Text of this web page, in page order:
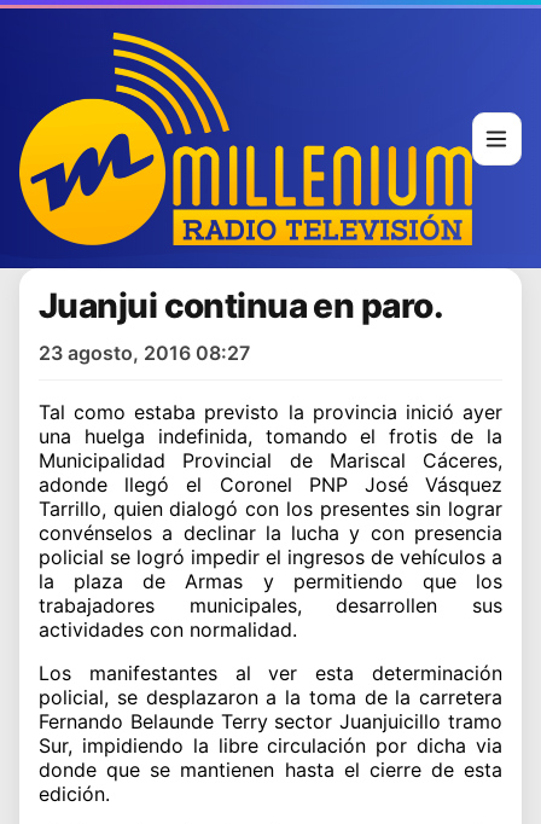
Juanjui continua en paro.
23 agosto, 2016 08:27
Tal como estaba previsto la provincia inició ayer
una huelga indefinida, tomando el frotis de la
Municipalidad Provincial de Mariscal Cáceres,
adonde llegó el Coronel PNP José Vásquez
Tarrillo, quien dialogó con los presentes sin lograr
convénselos a declinar la lucha y con presencia
policial se logró impedir el ingresos de vehículos a
la plaza de Armas y permitiendo que los
trabajadores municipales, desarrollen sus
actividades con normalidad.
Los manifestantes al ver esta determinación
policial, se desplazaron a la toma de la carretera
Fernando Belaunde Terry sector Juanjuicillo tramo
Sur, impidiendo la libre circulación por dicha via
donde que se mantienen hasta el cierre de esta
edición.